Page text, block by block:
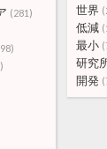
(281) 世界
低減
最小
研究
開発